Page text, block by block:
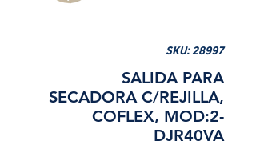
SKU: 28997
SALIDA PARA
SECADORA C/REJILLA,
COFLEX, MOD:2-
DJR40VA